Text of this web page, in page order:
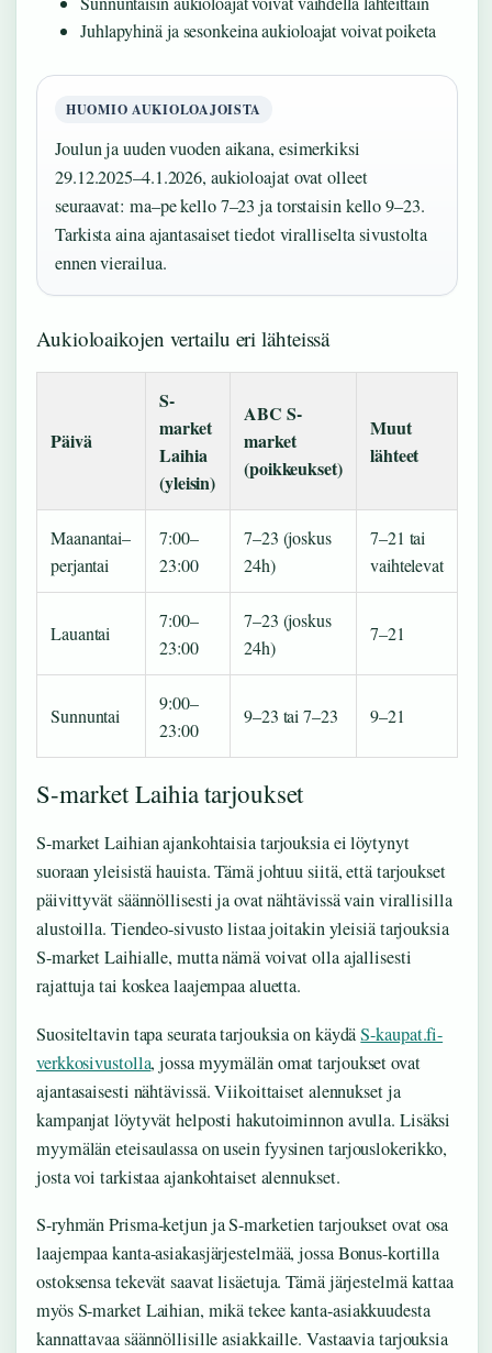
Juhlapyhinä ja sesonkeina aukioloajat voivat poiketa
HUOMIO AUKIOLOAJOISTA
Joulun ja uuden vuoden aikana, esimerkiksi
29.12.2025–4.1.2026, aukioloajat ovat olleet
seuraavat: ma–pe kello 7–23 ja torstaisin kello 9–23.
Tarkista aina ajantasaiset tiedot viralliselta sivustolta
ennen vierailua.
Aukioloaikojen vertailu eri lähteissä
Päivä
S-
market
Laihia
(yleisin)
ABC S-
market
(poikkeukset)
Muut
lähteet
Maanantai–
perjantai
7:00–
23:00
7–23 (joskus
24h)
7–21 tai
vaihtelevat
Lauantai
7:00–
23:00
7–23 (joskus
24h)
7–21
Sunnuntai
9:00–
23:00
9–23 tai 7–23 9–21
S-market Laihia tarjoukset
S-market Laihian ajankohtaisia tarjouksia ei löytynyt
suoraan yleisistä hauista. Tämä johtuu siitä, että tarjoukset
päivittyvät säännöllisesti ja ovat nähtävissä vain virallisilla
alustoilla. Tiendeo-sivusto listaa joitakin yleisiä tarjouksia
S-market Laihialle, mutta nämä voivat olla ajallisesti
rajattuja tai koskea laajempaa aluetta.
Suositeltavin tapa seurata tarjouksia on käydäS-kaupat.fi-
verkkosivustolla, jossa myymälän omat tarjoukset ovat
ajantasaisesti nähtävissä. Viikoittaiset alennukset ja
kampanjat löytyvät helposti hakutoiminnon avulla. Lisäksi
myymälän eteisaulassa on usein fyysinen tarjouslokerikko,
josta voi tarkistaa ajankohtaiset alennukset.
S-ryhmän Prisma-ketjun ja S-marketien tarjoukset ovat osa
laajempaa kanta-asiakasjärjestelmää, jossa Bonus-kortilla
ostoksensa tekevät saavat lisäetuja. Tämä järjestelmä kattaa
myös S-market Laihian, mikä tekee kanta-asiakkuudesta
kannattavaa säännöllisille asiakkaille. Vastaavia tarjouksia